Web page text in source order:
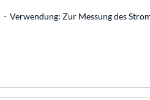
Verwendung: Zur Messung des